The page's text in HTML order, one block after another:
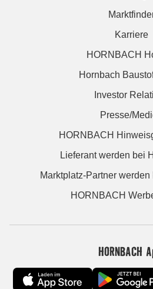
Karriere
HORNBACH
Hornbach
Investor
Presse/
HORNBACH
Lieferant werden bei
Marktplatz-Partner
HORNBACH
HORNBACH